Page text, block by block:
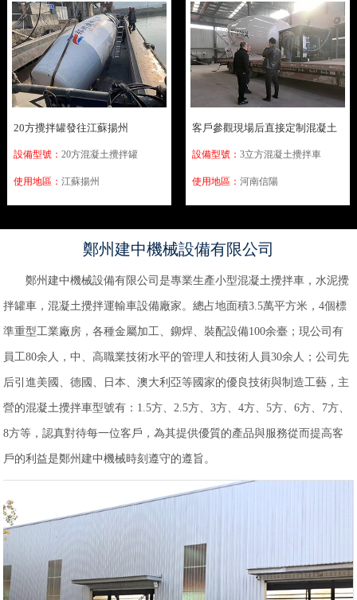
20方攪拌罐發往江蘇揚州
設備型號：20方混凝土攪拌罐
使用地區：江蘇揚州
客戶參觀現場后直接定制混凝土
設備型號： 3立方混凝土攪拌車
使用地區： 河南信陽
鄭州建中機械設備有限公司
鄭州建中機械設備有限公司是專業生產小型混凝土攪拌車，水泥攪
拌罐車，混凝土攪拌運輸車設備廠家。總占地面積3.5萬平方米，4個標
準重型工業廠房，各種金屬加工、鉚焊、裝配設備100余臺；現公司有
員工80余人，中、高職業技術水平的管理人和技術人員30余人；公司先
后引進美國、德國、日本、澳大利亞等國家的優良技術與制造工藝，主
營的混凝土攪拌車型號有：1.5方、2.5方、3方、4方、5方、6方、7方、
8方等，認真對待每一位客戶，為其提供優質的產品與服務從而提高客
戶的利益是鄭州建中機械時刻遵守的遵旨。